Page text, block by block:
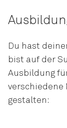
Du hast
bist auf der
Ausbildung
verschiedene
gestalten: